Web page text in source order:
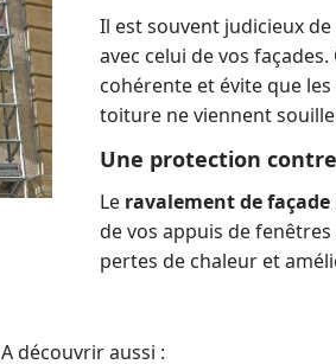
Il est souvent judicieux
avec celui de vos
cohérente et évite que
toiture ne viennent
Une protection
Le ravalement de façade
de vos appuis de
pertes de chaleur et
A découvrir aussi :